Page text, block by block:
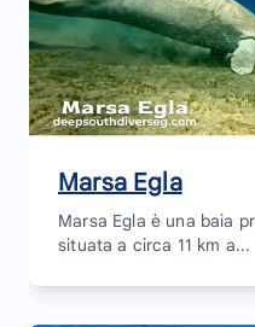
Marsa Egla
Marsa Egla è una baia
situata a circa 11 km a...